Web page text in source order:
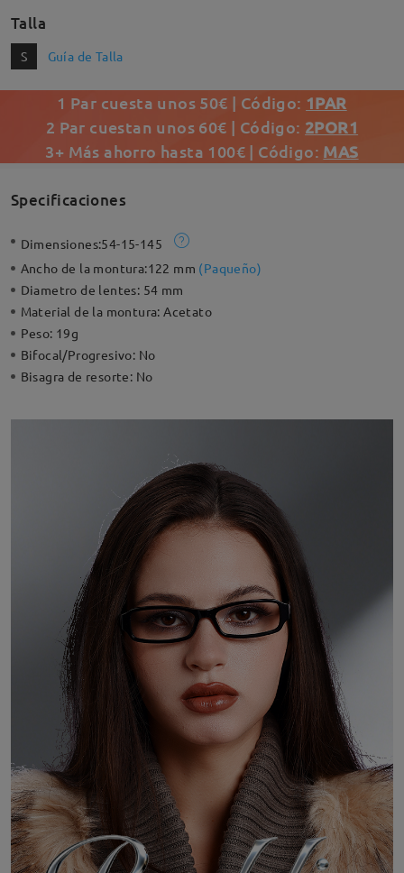
Talla
S Guía de Talla
1 Par cuesta unos 50€ | Código: 1PAR
2 Par cuestan unos 60€ | Código: 2POR1
3+ Más ahorro hasta 100€ | Código: MAS
Specificaciones
Dimensiones:54-15-145
Ancho de la montura:122 mm (Paqueño)
Diametro de lentes: 54 mm
Material de la montura:Acetato
Peso: 19g
Bifocal/Progresivo: No
Bisagra de resorte: No